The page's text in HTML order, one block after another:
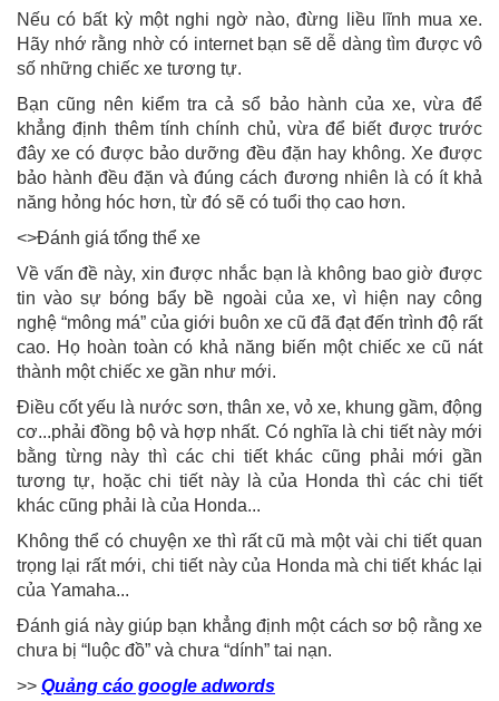
Nếu có bất kỳ một nghi ngờ nào, đừng liều lĩnh mua xe.
Hãy nhớ rằng nhờ có internet bạn sẽ dễ dàng tìm được vô
số những chiếc xe tương tự.
Bạn cũng nên kiểm tra cả sổ bảo hành của xe, vừa để
khẳng định thêm tính chính chủ, vừa để biết được trước
đây xe có được bảo dưỡng đều đặn hay không. Xe được
bảo hành đều đặn và đúng cách đương nhiên là có ít khả
năng hỏng hóc hơn, từ đó sẽ có tuổi thọ cao hơn.
<>Đánh giá tổng thể xe
Về vấn đề này, xin được nhắc bạn là không bao giờ được
tin vào sự bóng bẩy bề ngoài của xe, vì hiện nay công
nghệ “mông má” của giới buôn xe cũ đã đạt đến trình độ rất
cao. Họ hoàn toàn có khả năng biến một chiếc xe cũ nát
thành một chiếc xe gần như mới.
Điều cốt yếu là nước sơn, thân xe, vỏ xe, khung gầm, động
cơ...phải đồng bộ và hợp nhất. Có nghĩa là chi tiết này mới
bằng từng này thì các chi tiết khác cũng phải mới gần
tương tự, hoặc chi tiết này là của Honda thì các chi tiết
khác cũng phải là của Honda...
Không thể có chuyện xe thì rất cũ mà một vài chi tiết quan
trọng lại rất mới, chi tiết này của Honda mà chi tiết khác lại
của Yamaha...
Đánh giá này giúp bạn khẳng định một cách sơ bộ rằng xe
chưa bị “luộc đồ” và chưa “dính” tai nạn.
>> Quảng cáo google adwords